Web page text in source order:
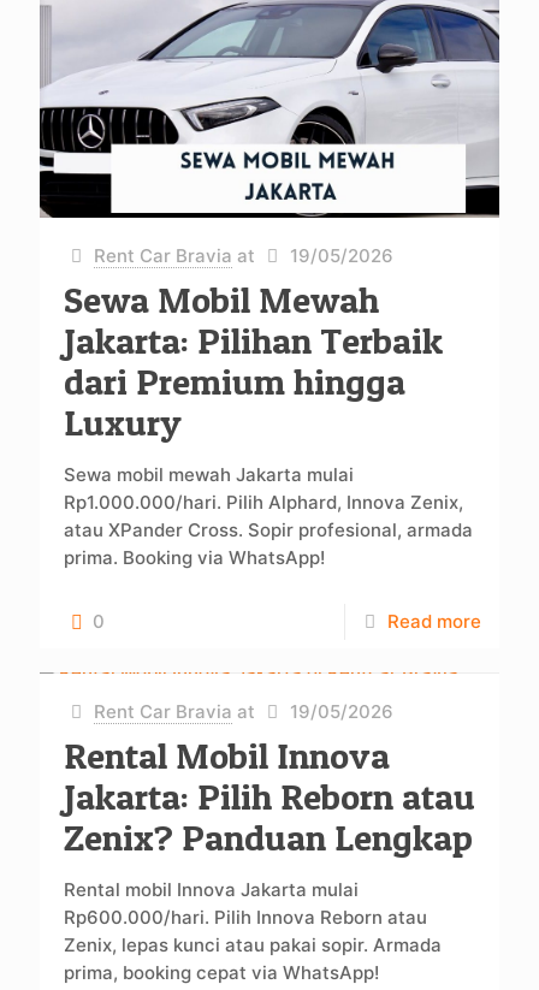
Rent Car Bravia at 19/05/2026
Sewa Mobil Mewah
Jakarta: Pilihan Terbaik
dari Premium hingga
Luxury
Sewa mobil mewah Jakarta mulai
Rp1.000.000/hari. Pilih Alphard, Innova Zenix,
atau XPander Cross. Sopir profesional, armada
prima. Booking via WhatsApp!
0 Read more
Rent Car Bravia at 19/05/2026
Rental Mobil Innova
Jakarta: Pilih Reborn atau
Zenix? Panduan Lengkap
Rental mobil Innova Jakarta mulai
Rp600.000/hari. Pilih Innova Reborn atau
Zenix, lepas kunci atau pakai sopir. Armada
prima, booking cepat via WhatsApp!